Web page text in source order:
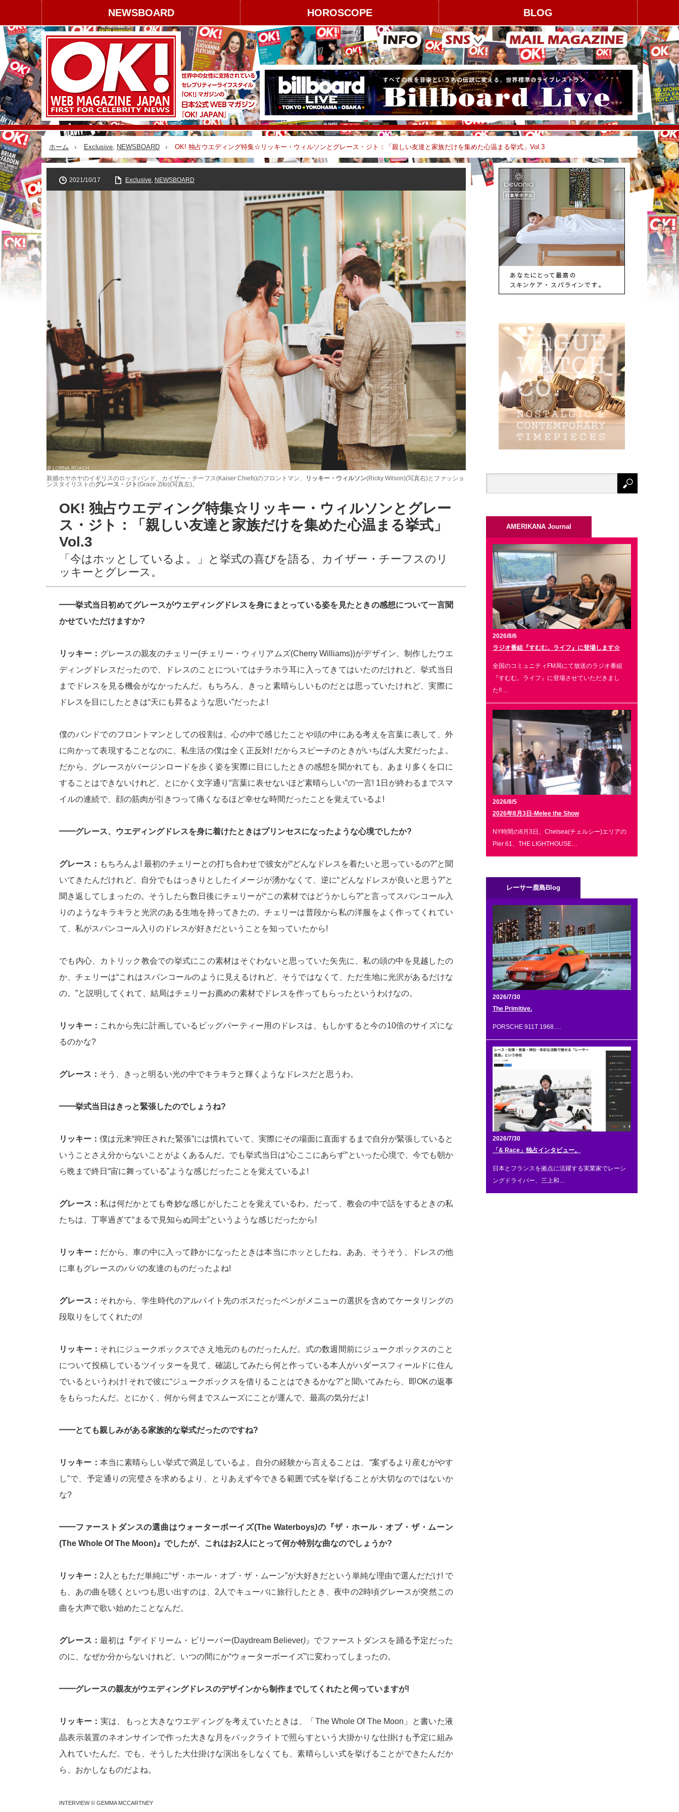
NEWSBOARD HOROSCOPE BLOG
ホーム Exclusive, NEWSBOARD OK! 独占ウエディング特集☆リッキー・ウィルソンとグレース・ジト：「親しい友達と家族だけを集めた心温まる挙式」Vol.3
2021/10/17 Exclusive, NEWSBOARD
新婚ホヤホヤのイギリスのロックバンド、カイザー・チーフス(Kaiser Chiefs)のフロントマン、 リッキー・ウィルソン(Ricky Wilson)(写真右)とファッショ
ンスタイリストのグレース・ジト(Grace Zito)(写真左)。
OK! 独占ウエディング特集☆リッキー・ウィルソンとグレー
ス・ジト：「親しい友達と家族だけを集めた心温まる挙式」
Vol.3
「今はホッとしているよ。」と挙式の喜びを語る、カイザー・チーフスのリ
ッキーとグレース。
━━挙式当日初めてグレースがウエディングドレスを身にまとっている姿を見たときの感想について一言聞
かせていただけますか?
リッキー： グレースの親友のチェリー(チェリー・ウィリアムズ(Cherry Williams))がデザイン、制作したウエ
ディングドレスだったので、ドレスのことについてはチラホラ耳に入ってきてはいたのだけれど、挙式当日
までドレスを見る機会がなかったんだ。もちろん、きっと素晴らしいものだとは思っていたけれど、実際に
ドレスを目にしたときは“天にも昇るような思い”だったよ!
僕のバンドでのフロントマンとしての役割は、心の中で感じたことや頭の中にある考えを言葉に表して、外
に向かって表現することなのに、私生活の僕は全く正反対! だからスピーチのときがいちばん大変だったよ。
だから、グレースがバージンロードを歩く姿を実際に目にしたときの感想を聞かれても、あまり多くを口に
することはできないけれど、とにかく文字通り“言葉に表せないほど素晴らしい”の一言! 1日が終わるまでスマ
イルの連続で、顔の筋肉が引きつって痛くなるほど幸せな時間だったことを覚えているよ!
━━グレース、ウエディングドレスを身に着けたときはプリンセスになったような心境でしたか?
グレース： もちろんよ! 最初のチェリーとの打ち合わせで彼女が“どんなドレスを着たいと思っているの?”と聞
いてきたんだけれど、自分でもはっきりとしたイメージが湧かなくて、逆に“どんなドレスが良いと思う?”と
聞き返してしまったの。そうしたら数日後にチェリーが“この素材ではどうかしら?”と言ってスパンコール入
りのようなキラキラと光沢のある生地を持ってきたの。チェリーは普段から私の洋服をよく作ってくれてい
て、私がスパンコール入りのドレスが好きだということを知っていたから!
でも内心、カトリック教会での挙式にこの素材はそぐわないと思っていた矢先に、私の頭の中を見越したの
か、チェリーは“これはスパンコールのように見えるけれど、そうではなくて、ただ生地に光沢があるだけな
の。”と説明してくれて、結局はチェリーお薦めの素材でドレスを作ってもらったというわけなの。
リッキー： これから先に計画しているビッグパーティー用のドレスは、もしかすると今の10倍のサイズにな
るのかな?
グレース： そう、きっと明るい光の中でキラキラと輝くようなドレスだと思うわ。
━━挙式当日はきっと緊張したのでしょうね?
リッキー：僕は元来“抑圧された緊張”には慣れていて、実際にその場面に直面するまで自分が緊張していると
いうことさえ分からないことがよくあるんだ。でも挙式当日は“心ここにあらず”といった心境で、今でも朝か
ら晩まで終日“宙に舞っている”ような感じだったことを覚えているよ!
グレース：私は何だかとても奇妙な感じがしたことを覚えているわ。だって、教会の中で話をするときの私
たちは、丁寧過ぎて“まるで見知らぬ同士”というような感じだったから!
リッキー： だから、車の中に入って静かになったときは本当にホッとしたね。ああ、そうそう、ドレスの他
に車もグレースのパパの友達のものだったよね!
グレース： それから、学生時代のアルバイト先のボスだったベンがメニューの選択を含めてケータリングの
段取りをしてくれたの!
リッキー： それにジュークボックスでさえ地元のものだったんだ。式の数週間前にジュークボックスのこと
について投稿しているツイッターを見て、確認してみたら何と作っている本人がハダースフィールドに住ん
でいるというわけ! それで彼に“ジュークボックスを借りることはできるかな?”と聞いてみたら、即OKの返事
をもらったんだ。とにかく、何から何までスムーズにことが運んで、最高の気分だよ!
━━とても親しみがある家族的な挙式だったのですね?
リッキー： 本当に素晴らしい挙式で満足しているよ。自分の経験から言えることは、“案ずるより産むがやす
し”で、予定通りの完璧さを求めるより、とりあえず今できる範囲で式を挙げることが大切なのではないか
な?
━━ファーストダンスの選曲はウォーターボーイズ(The Waterboys)の『ザ・ホール・オブ・ザ・ムーン
(The Whole Of The Moon)』でしたが、これはお2人にとって何か特別な曲なのでしょうか?
リッキー： 2人ともただ単純に“ザ・ホール・オブ・ザ・ムーン”が大好きだという単純な理由で選んだだけ! で
も、あの曲を聴くといつも思い出すのは、2人でキューバに旅行したとき、夜中の2時頃グレースが突然この
曲を大声で歌い始めたことなんだ。
グレース：最初は 『デイドリーム・ビリーバー(Daydream Believer)』でファーストダンスを踊る予定だった
のに、なぜか分からないけれど、いつの間にか“ウォーターボーイズ”に変わってしまったの。
━━グレースの親友がウエディングドレスのデザインから制作までしてくれたと伺っていますが!
リッキー： 実は、もっと大きなウエディングを考えていたときは、「The Whole Of The Moon」と書いた液
晶表示装置のネオンサインで作った大きな月をバックライトで照らすという大掛かりな仕掛けも予定に組み
入れていたんだ。でも、そうした大仕掛けな演出をしなくても、素晴らしい式を挙げることができたんだか
ら、おかしなものだよね。
INTERVIEW © GEMMA MCCARTNEY
AMERIKANA Journal
2026/8/6
ラジオ番組『すむむ。ライフ』に登場します☆
全国のコミュニティFM局にて放送のラジオ番組
『すむむ。ライフ』に登場させていただきまし
た!!…
2026/8/5
2026年8月3日-Melee the Show
NY時間の8月3日、Chelsea(チェルシー)エリアの
Pier 61、THE LIGHTHOUSE…
レーサー鹿島Blog
2026/7/30
The Primitive.
PORSCHE 911T 1968.…
2026/7/30
「& Race」独占インタビュー。
日本とフランスを拠点に活躍する実業家でレーシ
ングドライバー、三上和…